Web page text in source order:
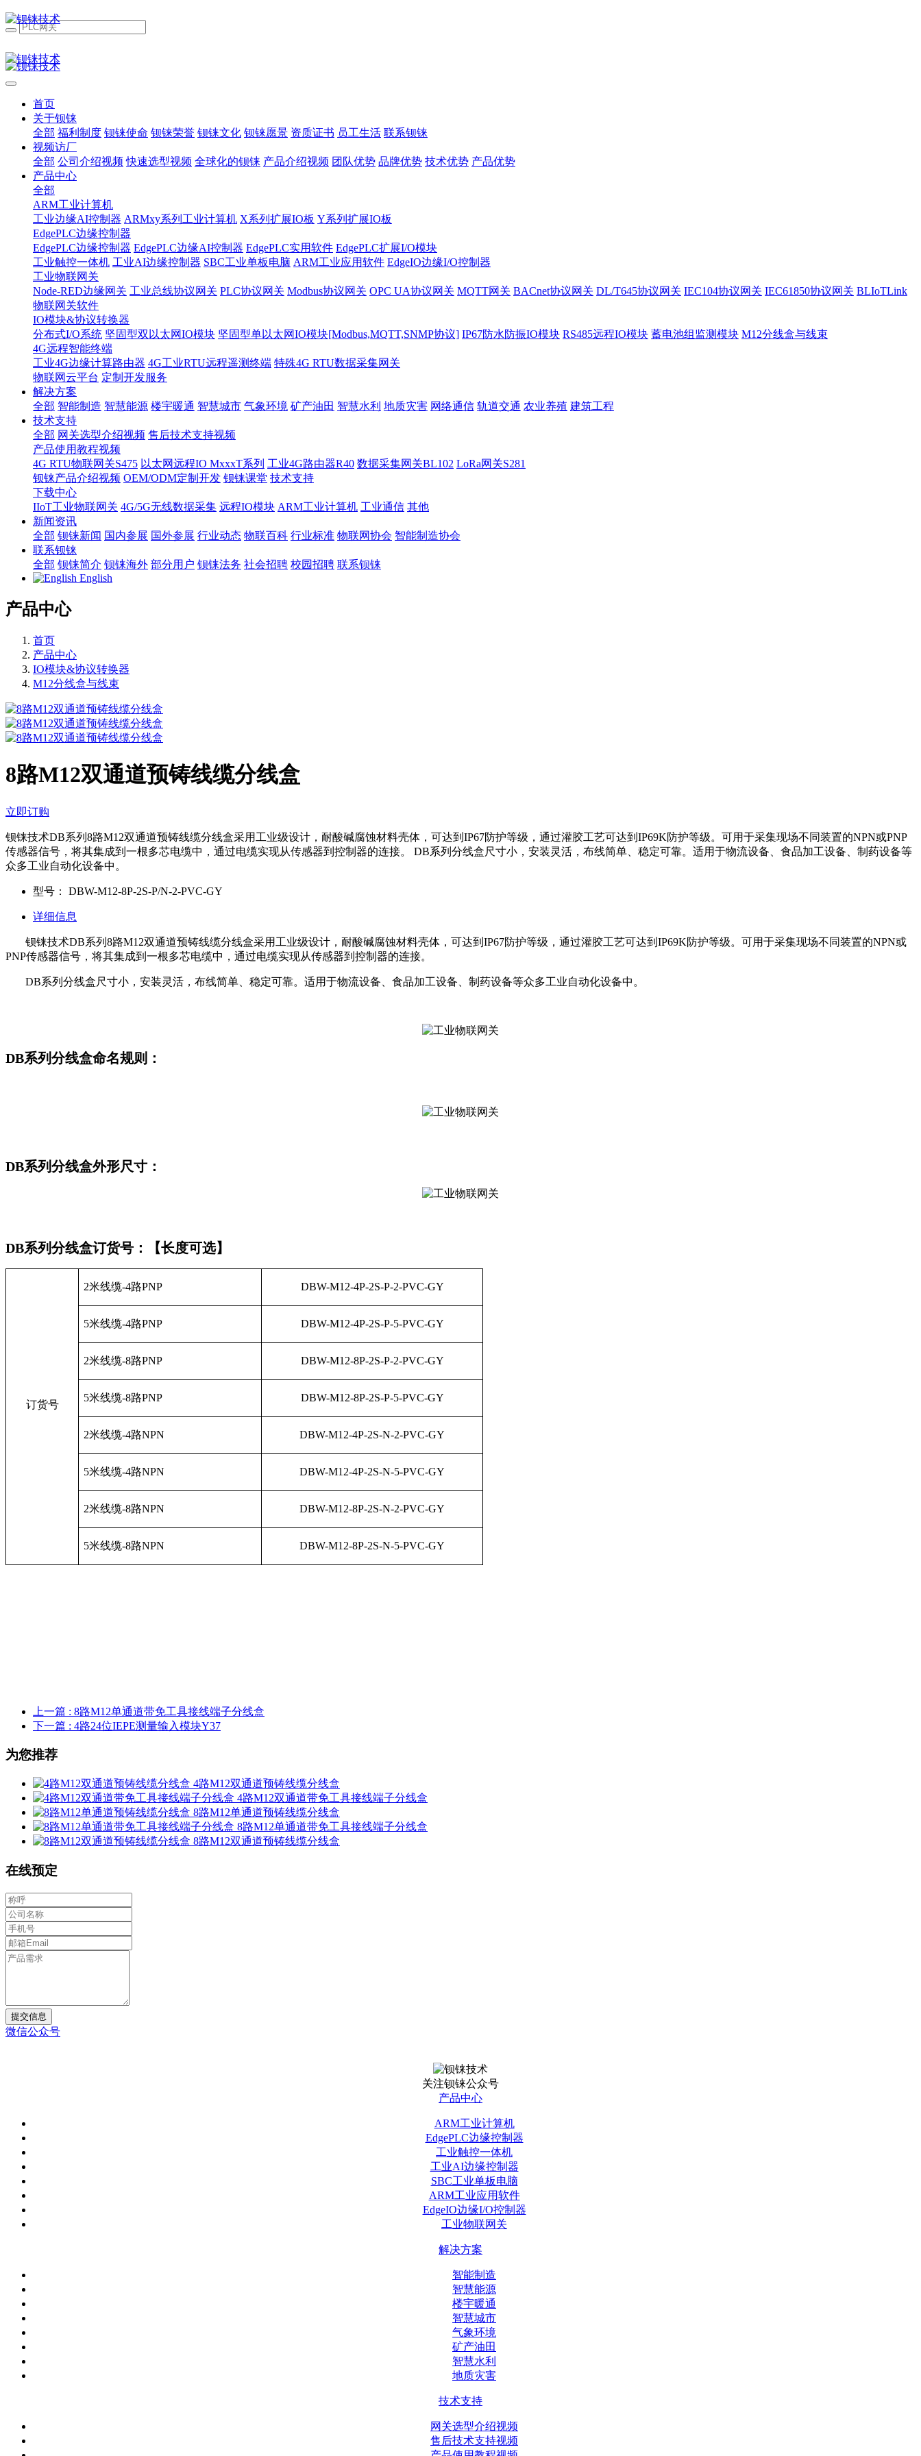
首页
关于钡铼
全部 福利制度 钡铼使命 钡铼荣誉 钡铼文化 钡铼愿景 资质证书 员工生活 联系钡铼
视频访厂
全部 公司介绍视频 快速选型视频 全球化的钡铼 产品介绍视频 团队优势 品牌优势 技术优势 产品优势
产品中心
全部
ARM工业计算机
工业边缘AI控制器 ARMxy系列工业计算机 X系列扩展IO板 Y系列扩展IO板
EdgePLC边缘控制器
EdgePLC边缘控制器 EdgePLC边缘AI控制器 EdgePLC实用软件 EdgePLC扩展I/O模块
工业触控一体机 工业AI边缘控制器 SBC工业单板电脑 ARM工业应用软件 EdgeIO边缘I/O控制器
工业物联网关
Node-RED边缘网关 工业总线协议网关 PLC协议网关 Modbus协议网关 OPC UA协议网关 MQTT网关 BACnet协议网关 DL/T645协议网关 IEC104协议网关 IEC61850协议网关 BLIoTLink
物联网关软件
IO模块&协议转换器
分布式I/O系统 坚固型双以太网IO模块 坚固型单以太网IO模块[Modbus,MQTT,SNMP协议] IP67防水防振IO模块 RS485远程IO模块 蓄电池组监测模块 M12分线盒与线束
4G远程智能终端
工业4G边缘计算路由器 4G工业RTU远程遥测终端 特殊4G RTU数据采集网关
物联网云平台 定制开发服务
解决方案
全部 智能制造 智慧能源 楼宇暖通 智慧城市 气象环境 矿产油田 智慧水利 地质灾害 网络通信 轨道交通 农业养殖 建筑工程
技术支持
全部 网关选型介绍视频 售后技术支持视频
产品使用教程视频
4G RTU物联网关S475 以太网远程IO MxxxT系列 工业4G路由器R40 数据采集网关BL102 LoRa网关S281
钡铼产品介绍视频 OEM/ODM定制开发 钡铼课堂 技术支持
下载中心
IIoT工业物联网关 4G/5G无线数据采集 远程IO模块 ARM工业计算机 工业通信 其他
新闻资讯
全部 钡铼新闻 国内参展 国外参展 行业动态 物联百科 行业标准 物联网协会 智能制造协会
联系钡铼
全部 钡铼简介 钡铼海外 部分用户 钡铼法务 社会招聘 校园招聘 联系钡铼
English
产品中心
首页
产品中心
IO模块&协议转换器
M12分线盒与线束
8路M12双通道预铸线缆分线盒
立即订购
钡铼技术DB系列8路M12双通道预铸线缆分线盒采用工业级设计，耐酸碱腐蚀材料壳体，可达到IP67防护等级，通过灌胶工艺可达到IP69K防护等级。可用于采集现场不同装置的NPN或PNP
传感器信号，将其集成到一根多芯电缆中，通过电缆实现从传感器到控制器的连接。 DB系列分线盒尺寸小，安装灵活，布线简单、稳定可靠。适用于物流设备、食品加工设备、制药设备等
众多工业自动化设备中。
型号： DBW-M12-8P-2S-P/N-2-PVC-GY
详细信息
钡铼技术DB系列8路M12双通道预铸线缆分线盒采用工业级设计，耐酸碱腐蚀材料壳体，可达到 IP67防护等级，通过灌胶工艺可达到 IP69K防护等级。可用于采集现场不同装置的NPN或
PNP传感器信号，将其集成到一根多芯电缆中，通过电缆实现从传感器到控制器的连接。
DB系列分线盒尺寸小，安装灵活，布线简单、稳定可靠。适用于物流设备、食品加工设备、制药设备等众多工业自动化设备中。
DB系列分线盒命名规则：
DB系列分线盒外形尺寸：
DB系列分线盒订货号：【长度可选】
订货号
2米线缆-4路PNP DBW-M12-4P-2S-P-2-PVC-GY
5米线缆-4路PNP DBW-M12-4P-2S-P-5-PVC-GY
2米线缆-8路PNP DBW-M12-8P-2S-P-2-PVC-GY
5米线缆-8路PNP DBW-M12-8P-2S-P-5-PVC-GY
2米线缆-4路NPN DBW-M12-4P-2S-N-2-PVC-GY
5米线缆-4路NPN DBW-M12-4P-2S-N-5-PVC-GY
2米线缆-8路NPN DBW-M12-8P-2S-N-2-PVC-GY
5米线缆-8路NPN DBW-M12-8P-2S-N-5-PVC-GY
上一篇 : 8路M12单通道带免工具接线端子分线盒
下一篇 : 4路24位IEPE测量输入模块Y37
为您推荐
4路M12双通道预铸线缆分线盒
4路M12双通道带免工具接线端子分线盒
8路M12单通道预铸线缆分线盒
8路M12单通道带免工具接线端子分线盒
8路M12双通道预铸线缆分线盒
在线预定
提交信息
微信公众号
关注钡铼公众号
产品中心
ARM工业计算机
EdgePLC边缘控制器
工业触控一体机
工业AI边缘控制器
SBC工业单板电脑
ARM工业应用软件
EdgeIO边缘I/O控制器
工业物联网关
解决方案
智能制造
智慧能源
楼宇暖通
智慧城市
气象环境
矿产油田
智慧水利
地质灾害
技术支持
网关选型介绍视频
售后技术支持视频